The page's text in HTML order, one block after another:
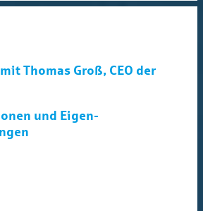
Thomas Groß, CEO der
und Eigen­